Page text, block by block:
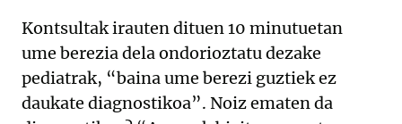
Kontsultak irauten dituen 10 minutuetan
ume berezia dela ondorioztatu dezake
pediatrak, “baina ume berezi guztiek ez
daukate diagnostikoa”. Noiz ematen da